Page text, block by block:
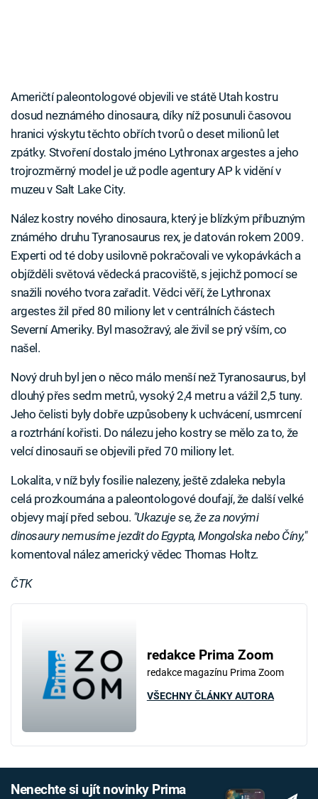
Američtí paleontologové objevili ve státě Utah kostru
dosud neznámého dinosaura, díky níž posunuli časovou
hranici výskytu těchto obřích tvorů o deset milionů let
zpátky. Stvoření dostalo jméno Lythronax argestes a jeho
trojrozměrný model je už podle agentury AP k vidění v
muzeu v Salt Lake City.
Nález kostry nového dinosaura, který je blízkým příbuzným
známého druhu Tyranosaurus rex, je datován rokem 2009.
Experti od té doby usilovně pokračovali ve vykopávkách a
objížděli světová vědecká pracoviště, s jejichž pomocí se
snažili nového tvora zařadit. Vědci věří, že Lythronax
argestes žil před 80 miliony let v centrálních částech
Severní Ameriky. Byl masožravý, ale živil se prý vším, co
našel.
Nový druh byl jen o něco málo menší než Tyranosaurus, byl
dlouhý přes sedm metrů, vysoký 2,4 metru a vážil 2,5 tuny.
Jeho čelisti byly dobře uzpůsobeny k uchvácení, usmrcení
a roztrhání kořisti. Do nálezu jeho kostry se mělo za to, že
velcí dinosauři se objevili před 70 miliony let.
Lokalita, v níž byly fosilie nalezeny, ještě zdaleka nebyla
celá prozkoumána a paleontologové doufají, že další velké
objevy mají před sebou. "Ukazuje se, že za novými
dinosaury nemusíme jezdit do Egypta, Mongolska nebo Číny,"
komentoval nález americký vědec Thomas Holtz.
ČTK
redakce Prima Zoom
redakce magazínu Prima Zoom
VŠECHNY ČLÁNKY AUTORA
Nenechte si ujít novinky Prima